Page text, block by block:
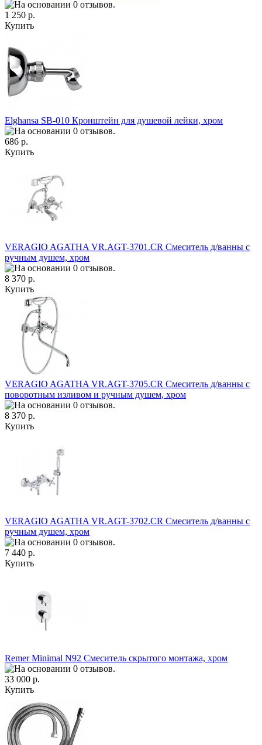
1 250 р.
Купить
Elghansa SB-010 Кронштейн для душевой лейки, хром
686 р.
Купить
VERAGIO AGATHA VR.AGT-3701.CR Смеситель д/ванны с
ручным душем, хром
8 370 р.
Купить
VERAGIO AGATHA VR.AGT-3705.CR Смеситель д/ванны с
поворотным изливом и ручным душем, хром
8 370 р.
Купить
VERAGIO AGATHA VR.AGT-3702.CR Смеситель д/ванны с
ручным душем, хром
7 440 р.
Купить
Remer Minimal N92 Смеситель скрытого монтажа, хром
33 000 р.
Купить